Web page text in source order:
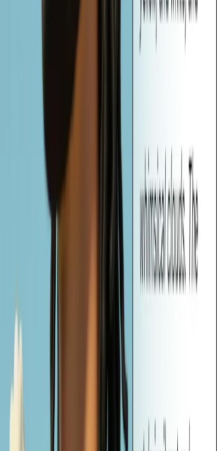
Quali tipi di suggerimenti può generare Vheer dalla mia immagine?
Vheer offre tre tipi di suggerimenti: Semplice, Dettagliato e
Creativo. Sia che abbiate bisogno di una descrizione rapida, di una
descrizione tecnica o di un'idea vivida e basata su una storia, Vheer
Cosa sono i tag generati automaticamente e come si possono usare?
Oltre ai suggerimenti, Vheer genera anche tag pertinenti in base al